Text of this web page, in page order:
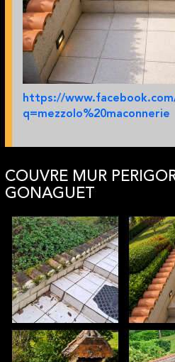
https://
q=mezzolo%20maconnerie
COUVRE MUR
GONAGUET